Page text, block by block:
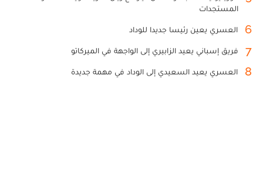
المستجدات
6 العسري يعين رئيسا جديدا للوداد
7 فريق إسباني يعيد الزابيري إلى الواجهة في الميركاتو
8 العسري يعيد السعيدي إلى الوداد في مهمة جديدة